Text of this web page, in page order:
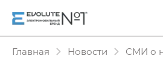
Главная Новости СМИ о